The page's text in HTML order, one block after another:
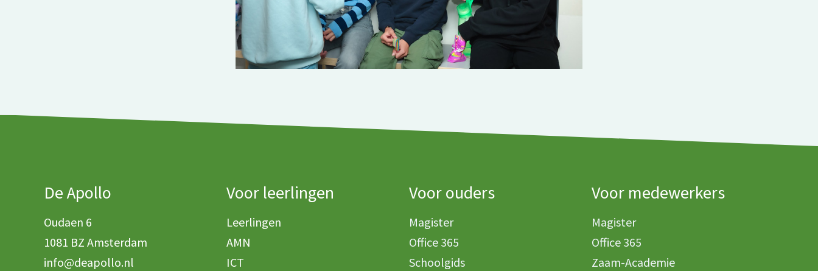
De Apollo
Oudaen 6
1081 BZ Amsterdam
info@deapollo.nl
Voor leerlingen
Leerlingen
AMN
ICT
Voor ouders
Magister
Office 365
Schoolgids
Voor medewerkers
Magister
Office 365
Zaam-Academie